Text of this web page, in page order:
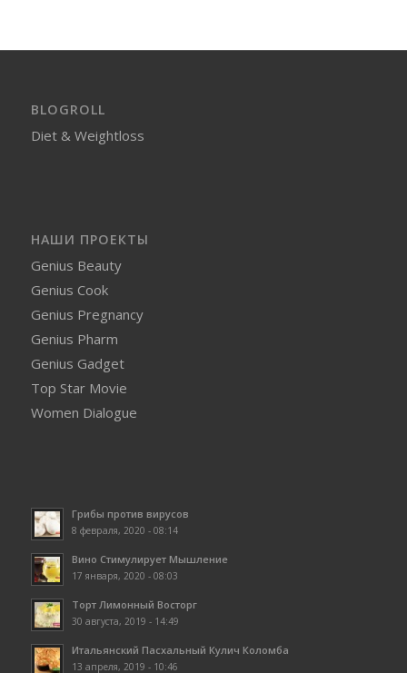
BLOGROLL
Diet & Weightloss
НАШИ ПРОЕКТЫ
Genius Beauty
Genius Cook
Genius Pregnancy
Genius Pharm
Genius Gadget
Top Star Movie
Women Dialogue
Грибы против вирусов
8 февраля, 2020 - 08:14
Вино Стимулирует Мышление
17 января, 2020 - 08:03
Торт Лимонный Восторг
30 августа, 2019 - 14:49
Итальянский Пасхальный Кулич Коломба
13 апреля, 2019 - 10:46